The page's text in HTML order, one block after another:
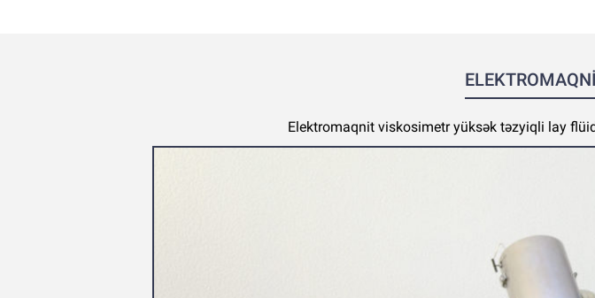
Elektromaqnit viskosimetr yüksək təzyiqli lay